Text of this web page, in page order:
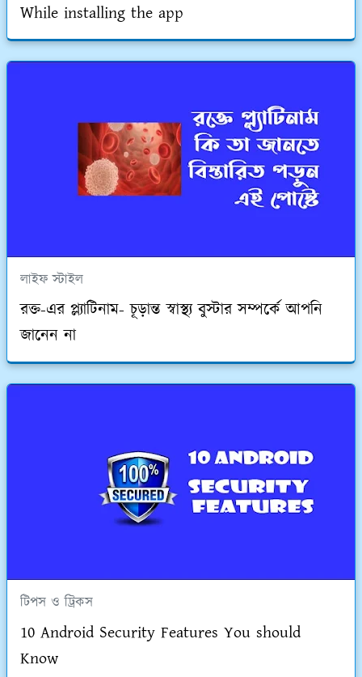
While installing the app
লাইফ স্টাইল
রক্ত-এর প্ল্যাটিনাম- চূড়ান্ত স্বাস্থ্য বুস্টার সম্পর্কে আপনি
জানেন না
টিপস ও ট্রিকস
10 Android Security Features You should
Know